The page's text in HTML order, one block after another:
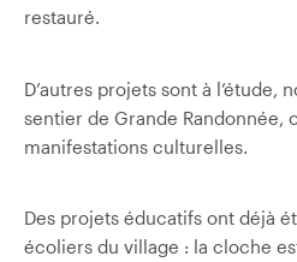
restauré.
D’autres projets sont à l’étude,
sentier de Grande Randonnée,
manifestations culturelles.
Des projets éducatifs ont déjà
écoliers du village : la cloche